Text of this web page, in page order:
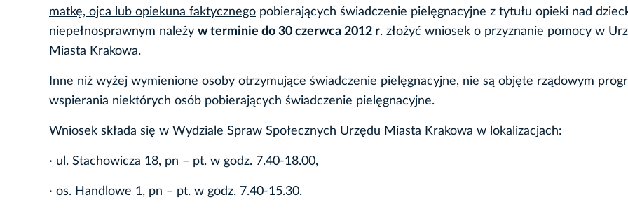
matkę, ojca lub opiekuna faktycznego pobierających świadczenie pielęgnacyjne z tytułu opieki nad
niepełnosprawnym należy w terminie do 30 czerwca 2012 r. złożyć wniosek o przyznanie pomocy w
Miasta Krakowa.
Inne niż wyżej wymienione osoby otrzymujące świadczenie pielęgnacyjne, nie są objęte rządowym
wspierania niektórych osób pobierających świadczenie pielęgnacyjne.
Wniosek składa się w Wydziale Spraw Społecznych Urzędu Miasta Krakowa w lokalizacjach:
· ul. Stachowicza 18, pn – pt. w godz. 7.40-18.00,
· os. Handlowe 1, pn – pt. w godz. 7.40-15.30.